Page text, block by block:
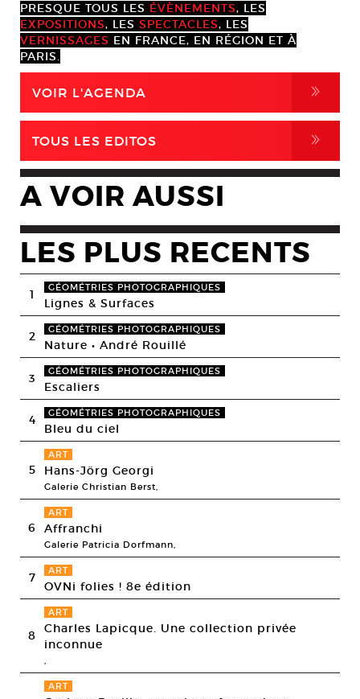
PRESQUE TOUS LES ÉVÈNEMENTS, LES
EXPOSITIONS, LES SPECTACLES, LES
VERNISSAGES EN FRANCE, EN RÉGION ET À
PARIS.
VOIR L'AGENDA ,
TOUS LES EDITOS ,
A VOIR AUSSI
LES PLUS RECENTS
1 GÉOMÉTRIES PHOTOGRAPHIQUES
Lignes & Surfaces
2 GÉOMÉTRIES PHOTOGRAPHIQUES
Nature • André Rouillé
3 GÉOMÉTRIES PHOTOGRAPHIQUES
Escaliers
4 GÉOMÉTRIES PHOTOGRAPHIQUES
Bleu du ciel
5
ART
Hans-Jörg Georgi
Galerie Christian Berst,
6
ART
Affranchi
Galerie Patricia Dorfmann,
7 ART
OVNi folies ! 8e édition
8
ART
Charles Lapicque. Une collection privée
inconnue
,
ART